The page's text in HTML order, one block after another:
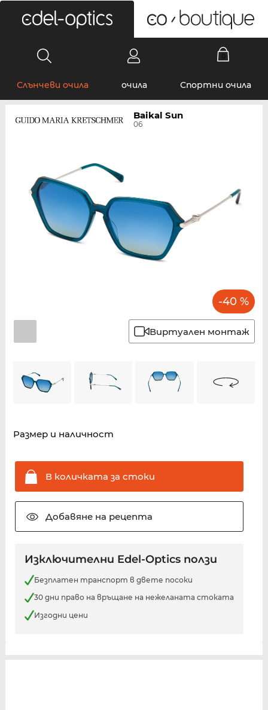
Слънчеви очила очила Спортни очила
Baikal Sun
06
-40 %
Виртуален монтаж
Размер и наличност
В количката за стоки
Добавяне на рецепта
Изключителни Edel-Optics ползи
Безплатен транспорт в двете посоки
30 дни право на връщане на нежеланата стоката
Изгодни цени